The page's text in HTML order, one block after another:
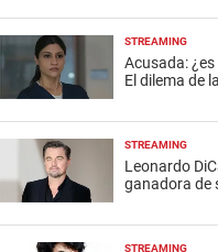
STREAMING
Acusada:
El dilema de
STREAMING
Leonardo
ganadora de
STREAMING